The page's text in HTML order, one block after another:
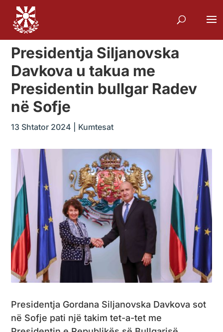
Presidentja Siljanovska
Davkova u takua me
Presidentin bullgar Radev
në Sofje
13 Shtator 2024 Kumtesat
Presidentja Gordana Siljanovska Davkova sot
në Sofje pati një takim tet-a-tet me